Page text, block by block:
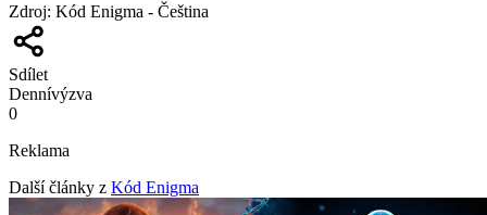
Zdroj: Kód Enigma - Čeština
Sdílet
Dennívýzva
0
Reklama
Další články z Kód Enigma